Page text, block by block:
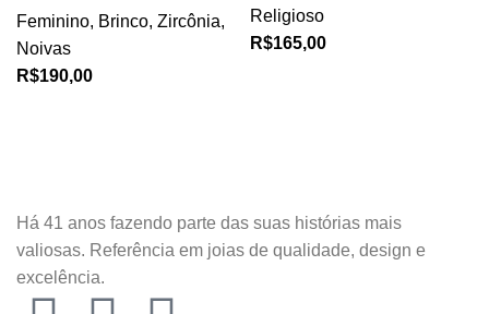
Feminino, Brinco, Zircônia,
Noivas
R$190,00
Religioso
R$165,00
Há 41 anos fazendo parte das suas histórias mais
valiosas. Referência em joias de qualidade, design e
excelência.